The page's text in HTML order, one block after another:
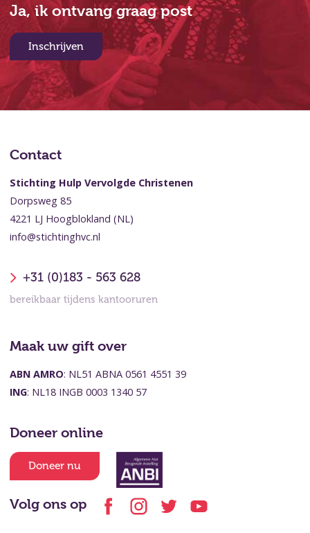
Ja, ik ontvang graag post
Inschrijven
Contact
Stichting Hulp Vervolgde Christenen
Dorpsweg 85
4221 LJ Hoogblokland (NL)
info@stichtinghvc.nl
+31 (0)183 - 563 628
bereikbaar tijdens kantooruren
Maak uw gift over
ABN AMRO: NL51 ABNA 0561 4551 39
ING: NL18 INGB 0003 1340 57
Doneer online
Doneer nu
Volg ons op